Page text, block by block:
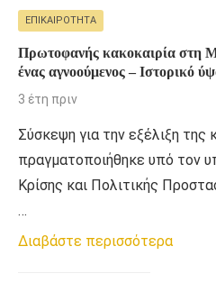
ΕΠΙΚΑΙΡΌΤΗΤΑ
Πρωτοφανής κακοκαιρία στη
ένας αγνοούμενος – Ιστορικό
3 έτη πριν
Σύσκεψη για την εξέλιξη της
πραγματοποιήθηκε υπό τον
Κρίσης και Πολιτικής
…
Διαβάστε περισσότερα